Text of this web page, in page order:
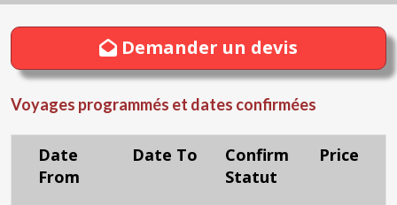
Demander un devis
Voyages programmés et dates confirmées
Date
From
Date To
Confirm
Statut
Price